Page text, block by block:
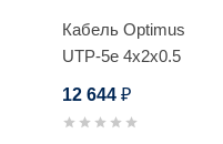
Кабель Optimus
UTP-5e 4x2x0.5
12 644 ₽